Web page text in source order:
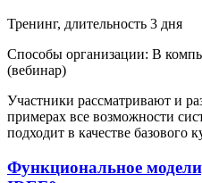
Тренинг, длительность 3 дня
Способы организации: В
(вебинар)
Участники рассматривают и
примерах все возможности
подходит в качестве базового
Функциональное